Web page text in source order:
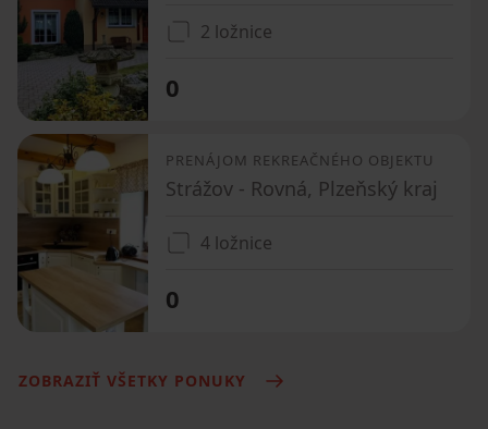
2 ložnice
0
PRENÁJOM REKREAČNÉHO OBJEKTU
Strážov - Rovná, Plzeňský kraj
4 ložnice
0
ZOBRAZIŤ VŠETKY PONUKY